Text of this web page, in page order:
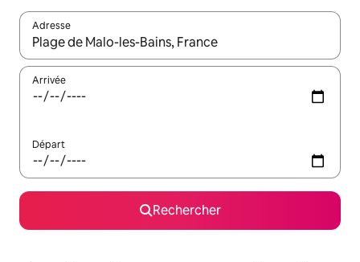
Adresse
Lorsque les résultats s'affichent, utilisez les flèches vers le
Arrivée
Départ
Rechercher